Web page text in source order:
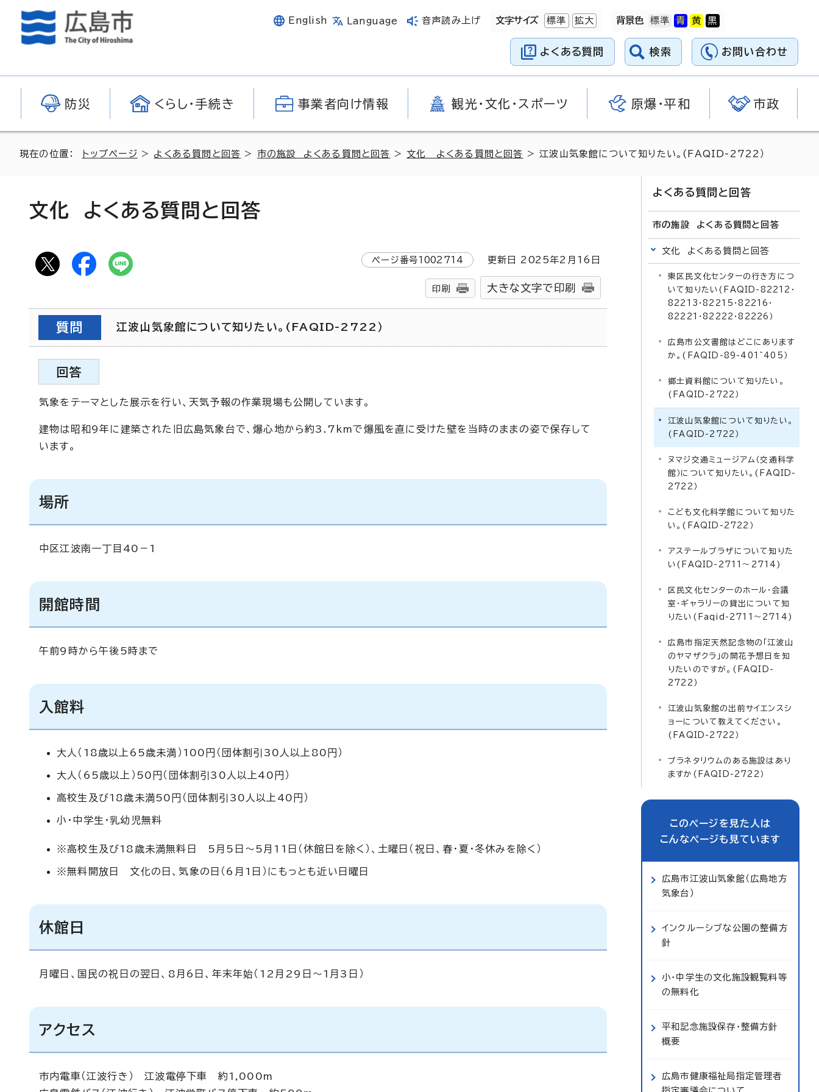
English Language 音声読み上げ 文字サイズ 標準 拡大 背景色
よくある質問 検索 お問い合わせ
防災 くらし・手続き 事業者向け情報 観光・文化・スポーツ 原爆・平和 市政
現在の位置： トップページ > よくある質問と回答 > 市の施設 よくある質問と回答 > 文化 よくある質問と回答 > 江波山気象館について知りたい。(FAQID-2722）
文化 よくある質問と回答
ページ番号1002714 更新日 2025年2月 16 日
印刷 大きな文字で印刷
質問 江波山気象館について知りたい。(FAQID-2722）
回答
気象をテーマとした展示を行い、天気予報の作業現場も公開しています。
建物は昭和9年に建築された旧広島気象台で、爆心地から約3.7kmで爆風を直に受けた壁を当時のままの姿で保存して
います。
場所
中区江波南一丁目40－1
開館時間
午前9時から午後5時まで
入館料
大人（18歳以上65歳未満）100円（団体割引30人以上80円）
大人（65歳以上）50円（団体割引30人以上40円）
高校生及び18歳未満50円（団体割引30人以上40円）
小・中学生・乳幼児無料
※高校生及び18歳未満無料日 5月5日～5月11日（休館日を除く）、土曜日（祝日、春・夏・冬休みを除く）
※無料開放日 文化の日、気象の日（6月1日）にもっとも近い日曜日
休館日
月曜日、国民の祝日の翌日、8月6日、年末年始（12月29日～1月3日）
アクセス
市内電車（江波行き） 江波電停下車 約1,000m
よくある質問と回答
市の施設 よくある質問と回答
文化 よくある質問と回答
東区民文化センターの行き方につ
いて知りたい(FAQID-82212・
82213・82215・82216・
82221・82222・82226）
広島市公文書館はどこにあります
か。(FAQID-89-401~405）
郷土資料館について知りたい。
(FAQID-2722）
江波山気象館について知りたい。
(FAQID-2722）
ヌマジ交通ミュージアム（交通科学
館）について知りたい。(FAQID-
2722）
こども文化科学館について知りた
い。(FAQID-2722）
アステールプラザについて知りた
い(FAQID-2711～2714)
区民文化センターのホール・会議
室・ギャラリーの貸出について知
りたい(Faqid-2711～2714)
広島市指定天然記念物の「江波山
のヤマザクラ」の開花予想日を知
りたいのですが。(FAQID-
2722）
江波山気象館の出前サイエンスシ
ョーについて教えてください。
(FAQID-2722）
プラネタリウムのある施設はあり
ますか(FAQID-2722）
このページを見た人は
こんなページも見ています
広島市江波山気象館（広島地方
気象台）
インクルーシブな公園の整備方
針
小・中学生の文化施設観覧料等
の無料化
平和記念施設保存・整備方針
概要
広島市健康福祉局指定管理者